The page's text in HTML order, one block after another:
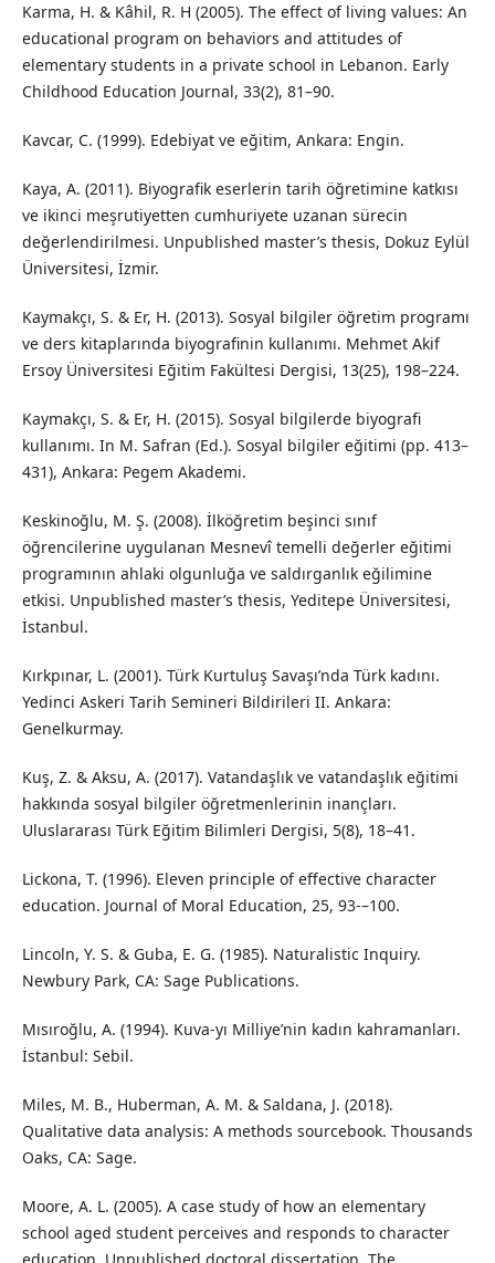
Karma, H. & Kâhil, R. H (2005). The effect of living values: An
educational program on behaviors and attitudes of
elementary students in a private school in Lebanon. Early
Childhood Education Journal, 33(2), 81–90.
Kavcar, C. (1999). Edebiyat ve eğitim, Ankara: Engin.
Kaya, A. (2011). Biyografik eserlerin tarih öğretimine katkısı
ve ikinci meşrutiyetten cumhuriyete uzanan sürecin
değerlendirilmesi. Unpublished master’s thesis, Dokuz Eylül
Üniversitesi, İzmir.
Kaymakçı, S. & Er, H. (2013). Sosyal bilgiler öğretim programı
ve ders kitaplarında biyografinin kullanımı. Mehmet Akif
Ersoy Üniversitesi Eğitim Fakültesi Dergisi, 13(25), 198–224.
Kaymakçı, S. & Er, H. (2015). Sosyal bilgilerde biyografi
kullanımı. In M. Safran (Ed.). Sosyal bilgiler eğitimi (pp. 413–
431), Ankara: Pegem Akademi.
Keskinoğlu, M. Ş. (2008). İlköğretim beşinci sınıf
öğrencilerine uygulanan Mesnevî temelli değerler eğitimi
programının ahlaki olgunluğa ve saldırganlık eğilimine
etkisi. Unpublished master’s thesis, Yeditepe Üniversitesi,
İstanbul.
Kırkpınar, L. (2001). Türk Kurtuluş Savaşı’nda Türk kadını.
Yedinci Askeri Tarih Semineri Bildirileri II. Ankara:
Genelkurmay.
Kuş, Z. & Aksu, A. (2017). Vatandaşlık ve vatandaşlık eğitimi
hakkında sosyal bilgiler öğretmenlerinin inançları.
Uluslararası Türk Eğitim Bilimleri Dergisi, 5(8), 18–41.
Lickona, T. (1996). Eleven principle of effective character
education. Journal of Moral Education, 25, 93-–100.
Lincoln, Y. S. & Guba, E. G. (1985). Naturalistic Inquiry.
Newbury Park, CA: Sage Publications.
Mısıroğlu, A. (1994). Kuva-yı Milliye’nin kadın kahramanları.
İstanbul: Sebil.
Miles, M. B., Huberman, A. M. & Saldana, J. (2018).
Qualitative data analysis: A methods sourcebook. Thousands
Oaks, CA: Sage.
Moore, A. L. (2005). A case study of how an elementary
school aged student perceives and responds to character